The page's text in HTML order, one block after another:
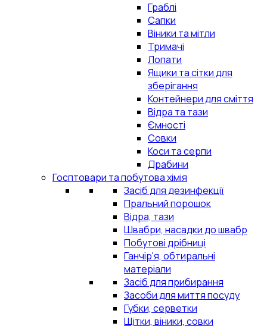
Граблі
Сапки
Віники та мітли
Тримачі
Лопати
Ящики та сітки для
зберігання
Контейнери для сміття
Відра та тази
Ємності
Совки
Коси та серпи
Драбини
Госптовари та побутова хімія
Засіб для дезинфекції
Пральний порошок
Відра, тази
Швабри, насадки до швабр
Побутові дрібниці
Ганчір'я, обтиральні
матеріали
Засіб для прибирання
Засоби для миття посуду
Губки, серветки
Щітки, віники, совки